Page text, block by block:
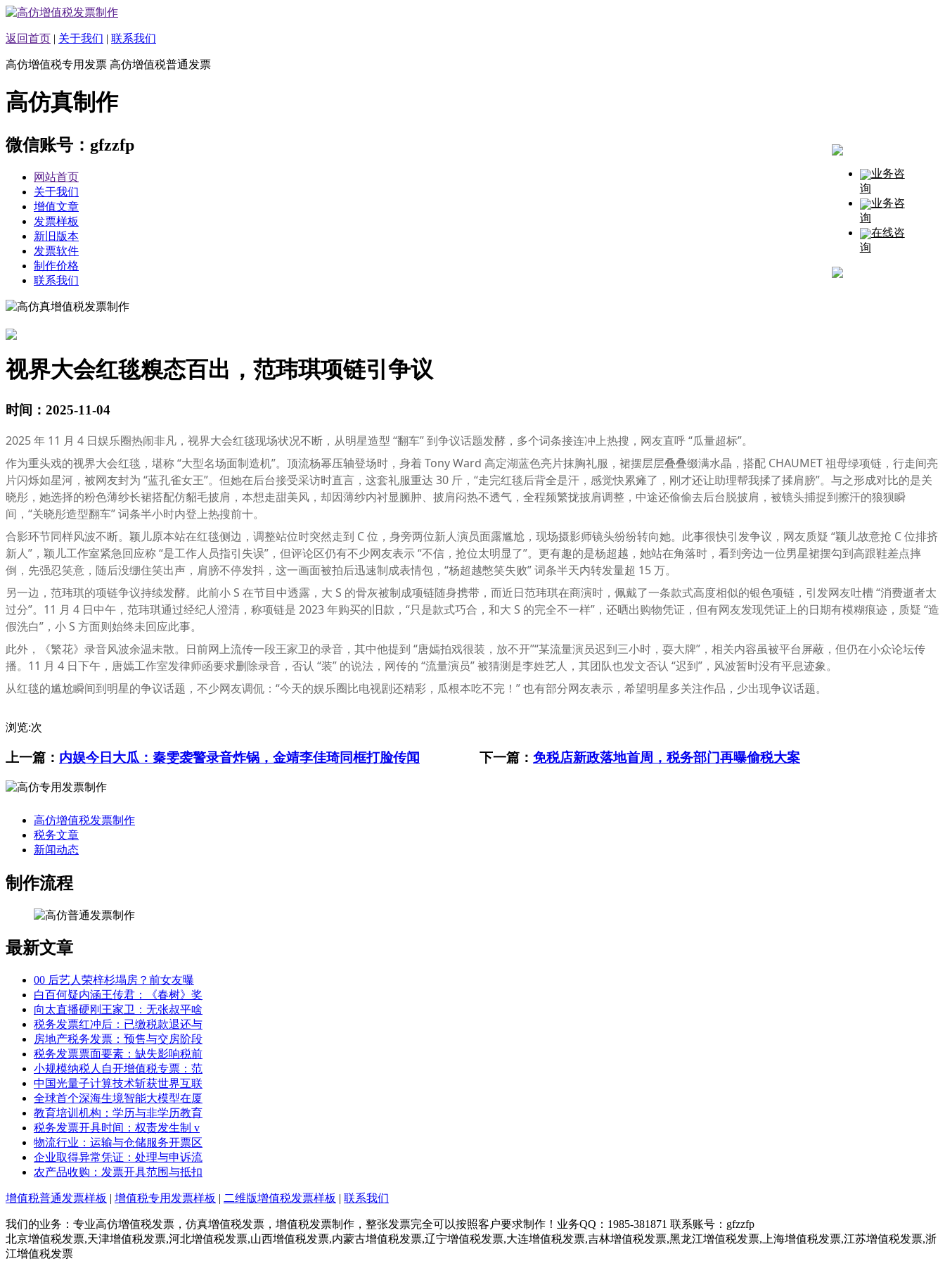
返回首页 | 关于我们 | 联系我们
高仿增值税专用发票 高仿增值税普通发票
高仿真制作
微信账号：gfzzfp
网站首页
关于我们
增值文章
发票样板
新旧版本
发票软件
制作价格
联系我们
视界大会红毯糗态百出，范玮琪项链引争议
时间：2025-11-04
2025 年 11 月 4 日娱乐圈热闹非凡，视界大会红毯现场状况不断，从明星造型 “翻车” 到争议话题发酵，多个词条接连冲上热搜，网友直呼 “瓜量超标”。
作为重头戏的视界大会红毯，堪称 “大型名场面制造机”。顶流杨幂压轴登场时，身着 Tony Ward 高定湖蓝色亮片抹胸礼服，裙摆层层叠叠缀满水晶，搭配 CHAUMET 祖母绿项链，行走间亮
片闪烁如星河，被网友封为 “蓝孔雀女王”。但她在后台接受采访时直言，这套礼服重达 30 斤，“走完红毯后背全是汗，感觉快累瘫了，刚才还让助理帮我揉了揉肩膀”。与之形成对比的是关
晓彤，她选择的粉色薄纱长裙搭配仿貂毛披肩，本想走甜美风，却因薄纱内衬显臃肿、披肩闷热不透气，全程频繁拢披肩调整，中途还偷偷去后台脱披肩，被镜头捕捉到擦汗的狼狈瞬
间，“关晓彤造型翻车” 词条半小时内登上热搜前十。
合影环节同样风波不断。颖儿原本站在红毯侧边，调整站位时突然走到 C 位，身旁两位新人演员面露尴尬，现场摄影师镜头纷纷转向她。此事很快引发争议，网友质疑 “颖儿故意抢 C 位排挤
新人”，颖儿工作室紧急回应称 “是工作人员指引失误”，但评论区仍有不少网友表示 “不信，抢位太明显了”。更有趣的是杨超越，她站在角落时，看到旁边一位男星裙摆勾到高跟鞋差点摔
倒，先强忍笑意，随后没绷住笑出声，肩膀不停发抖，这一画面被拍后迅速制成表情包，“杨超越憋笑失败” 词条半天内转发量超 15 万。
另一边，范玮琪的项链争议持续发酵。此前小 S 在节目中透露，大 S 的骨灰被制成项链随身携带，而近日范玮琪在商演时，佩戴了一条款式高度相似的银色项链，引发网友吐槽 “消费逝者太
过分”。11 月 4 日中午，范玮琪通过经纪人澄清，称项链是 2023 年购买的旧款，“只是款式巧合，和大 S 的完全不一样”，还晒出购物凭证，但有网友发现凭证上的日期有模糊痕迹，质疑 “造
假洗白”，小 S 方面则始终未回应此事。
此外，《繁花》录音风波余温未散。日前网上流传一段王家卫的录音，其中他提到 “唐嫣拍戏很装，放不开”“某流量演员迟到三小时，耍大牌”，相关内容虽被平台屏蔽，但仍在小众论坛传
播。11 月 4 日下午，唐嫣工作室发律师函要求删除录音，否认 “装” 的说法，网传的 “流量演员” 被猜测是李姓艺人，其团队也发文否认 “迟到”，风波暂时没有平息迹象。
从红毯的尴尬瞬间到明星的争议话题，不少网友调侃：“今天的娱乐圈比电视剧还精彩，瓜根本吃不完！” 也有部分网友表示，希望明星多关注作品，少出现争议话题。
浏览:次
上一篇： 内娱今日大瓜：秦雯袭警录音炸锅，金靖李佳琦同框打脸传闻 下一篇： 免税店新政落地首周，税务部门再曝偷税大案
高仿增值税发票制作
税务文章
新闻动态
制作流程
最新文章
00 后艺人荣梓杉塌房？前女友曝
白百何疑内涵王传君：《春树》奖
向太直播硬刚王家卫：无张叔平啥
税务发票红冲后：已缴税款退还与
房地产税务发票：预售与交房阶段
税务发票票面要素：缺失影响税前
小规模纳税人自开增值税专票：范
中国光量子计算技术斩获世界互联
全球首个深海生境智能大模型在厦
教育培训机构：学历与非学历教育
税务发票开具时间：权责发生制 v
物流行业：运输与仓储服务开票区
企业取得异常凭证：处理与申诉流
农产品收购：发票开具范围与抵扣
增值税普通发票样板 | 增值税专用发票样板 | 二维版增值税发票样板 | 联系我们
我们的业务：专业高仿增值税发票，仿真增值税发票，增值税发票制作，整张发票完全可以按照客户要求制作！业务QQ：1985-381871 联系账号：gfzzfp
北京增值税发票,天津增值税发票,河北增值税发票,山西增值税发票,内蒙古增值税发票,辽宁增值税发票,大连增值税发票,吉林增值税发票,黑龙江增值税发票,上海增值税发票,江苏增值税发票,浙
江增值税发票
业务咨
询
业务咨
询
在线咨
询